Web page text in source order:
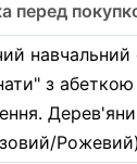
перед
навчальний
з